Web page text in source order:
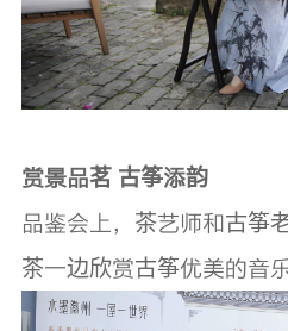
赏景品茗 古筝添韵
品鉴会上，茶艺师和古筝
茶一边欣赏古筝优美的音乐